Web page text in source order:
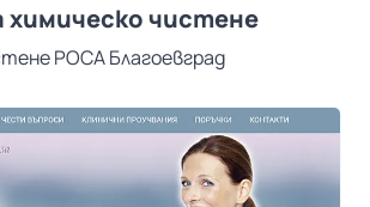
химическо чистене
РОСА Благоевград